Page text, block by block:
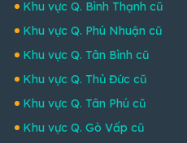
Khu vực Q. Bình Thạnh cũ
Khu vực Q. Phú Nhuận cũ
Khu vực Q. Tân Bình cũ
Khu vực Q. Thủ Đức cũ
Khu vực Q. Tân Phú cũ
Khu vực Q. Gò Vấp cũ